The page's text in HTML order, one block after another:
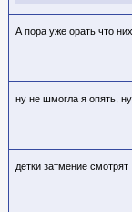
А пора уже орать что
ну не шмогла я опять,
детки затмение смотрят